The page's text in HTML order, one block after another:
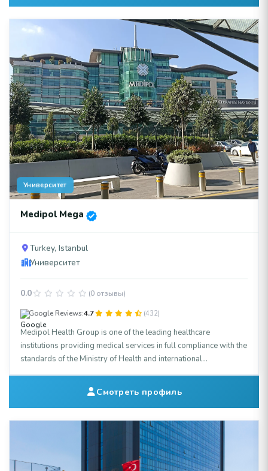
Университет
Medipol Mega
Turkey, Istanbul
Университет
0.0 (0 отзывы)
Google Reviews:4.7 (432)
Medipol Health Group is one of the leading healthcare
institutions providing medical services in full compliance with the
standards of the Ministry of Health and international
technological infrastructure and modern medical facilities. With a
widespread service network across Istanbul, the group
combines multidisciplinary diagnostic and treatment approaches
with a service philosophy rooted in patient rights and ethical
values. Through its strong academic partnership with Istanbul
Medipol University, the institution closely monitors scientific
advancements and innovative applications in the medical world.
Смотреть профиль